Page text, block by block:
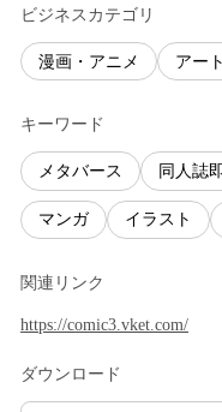
ビジネスカテゴリ
漫画・アニメ アー
キーワード
メタバース 同人誌
マンガ イラスト
関連リンク
https://comic3.vket.com/
ダウンロード